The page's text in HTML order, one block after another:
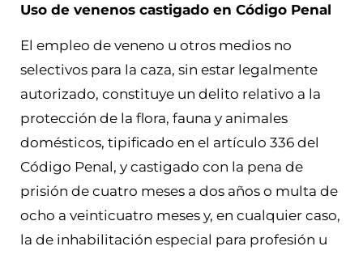
Uso de venenos castigado en Código Penal
El empleo de veneno u otros medios no
selectivos para la caza, sin estar legalmente
autorizado, constituye un delito relativo a la
protección de la flora, fauna y animales
domésticos, tipificado en el artículo 336 del
Código Penal, y castigado con la pena de
prisión de cuatro meses a dos años o multa de
ocho a veinticuatro meses y, en cualquier caso,
la de inhabilitación especial para profesión u